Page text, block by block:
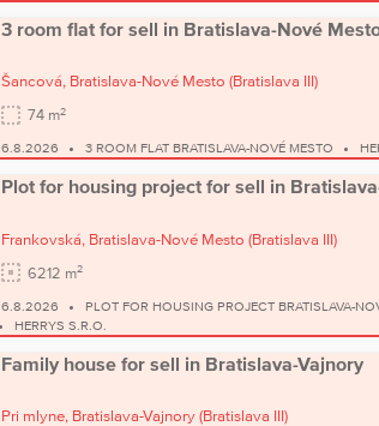
3 room flat for sell in Bratislava-Nové
Šancová, Bratislava-Nové Mesto (Bratislava III)
74 m2
6.8.2026 3 ROOM FLAT BRATISLAVA-NOVÉ MESTO
Plot for housing project for sell in
Frankovská, Bratislava-Nové Mesto (Bratislava III)
6212 m2
6.8.2026
PLOT FOR HOUSING PROJECT BRATISLAVA-
HERRYS S.R.O.
Family house for sell in Bratislava-Vajnory
Pri mlyne, Bratislava-Vajnory (Bratislava III)